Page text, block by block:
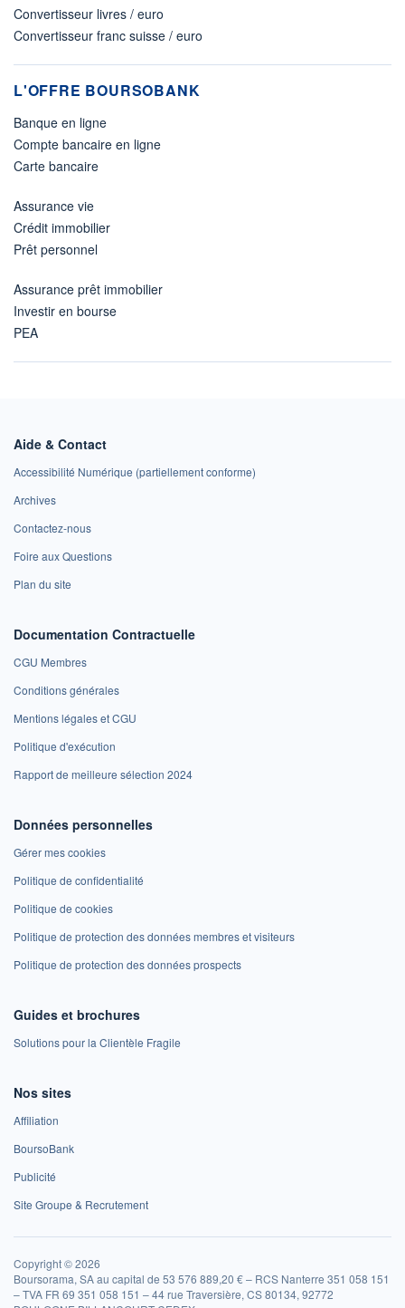
Convertisseur livres / euro
Convertisseur franc suisse / euro
L'OFFRE BOURSOBANK
Banque en ligne
Compte bancaire en ligne
Carte bancaire
Assurance vie
Crédit immobilier
Prêt personnel
Assurance prêt immobilier
Investir en bourse
PEA
Aide & Contact
Accessibilité Numérique (partiellement conforme)
Archives
Contactez-nous
Foire aux Questions
Plan du site
Documentation Contractuelle
CGU Membres
Conditions générales
Mentions légales et CGU
Politique d'exécution
Rapport de meilleure sélection 2024
Données personnelles
Gérer mes cookies
Politique de confidentialité
Politique de cookies
Politique de protection des données membres et visiteurs
Politique de protection des données prospects
Guides et brochures
Solutions pour la Clientèle Fragile
Nos sites
Affiliation
BoursoBank
Publicité
Site Groupe & Recrutement
Copyright © 2026
Boursorama, SA au capital de 53 576 889,20 € – RCS Nanterre 351 058 151
– TVA FR 69 351 058 151 – 44 rue Traversière, CS 80134, 92772